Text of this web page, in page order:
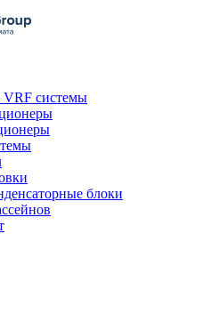
VRF системы
блоки